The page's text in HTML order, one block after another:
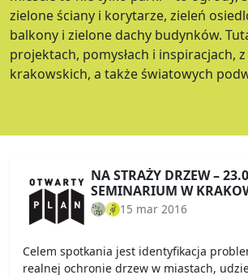
zielone ściany i korytarze, zieleń
balkony i zielone dachy budynków.
projektach, pomysłach i inspiracjach,
krakowskich, a także światowych
NA STRAŻY DRZEW –
SEMINARIUM W
15 mar 2016
Celem spotkania jest identyfikacja
realnej ochronie drzew w miastach,